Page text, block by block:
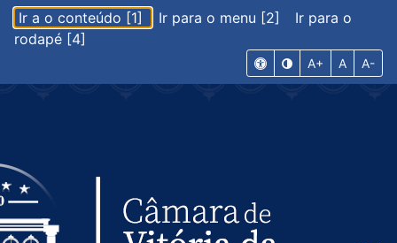
Ir a o conteúdo [1] Ir para o menu [2]
Ir para o
rodapé [4]
A+ A A-